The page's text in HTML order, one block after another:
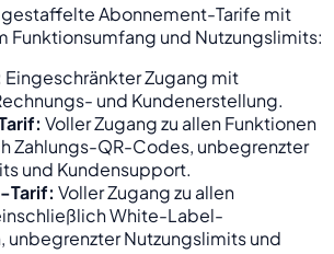
Abonnement-Tarife mit
Funktionsumfang und Nutzungslimits:
Eingeschränkter Zugang mit
und Kundenerstellung.
Voller Zugang zu allen Funktionen
Zahlungs-QR-Codes, unbegrenzter
und Kundensupport.
Tarif: Voller Zugang zu allen
White-Label-
unbegrenzter Nutzungslimits und